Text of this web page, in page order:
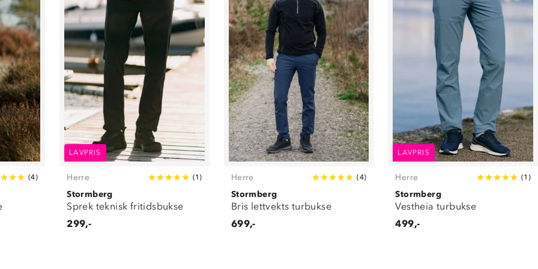
(4)
LAVPRIS
Herre (1 )
Stormberg
Sprek teknisk fritidsbukse
299,-
Herre (4)
Stormberg
Bris lettvekts turbukse
699,-
LAVPRIS
Herre (1 )
Stormberg
Vestheia turbukse
499,-